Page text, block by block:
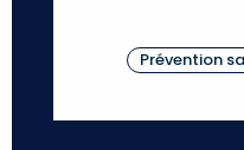
Prévention